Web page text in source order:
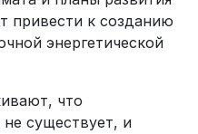
привести к созданию
энергетической
что
существует, и